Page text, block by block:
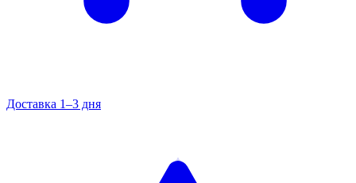
Доставка 1–3 дня